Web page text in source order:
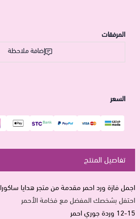
المرفقات
إضافة ملاحظة
السعر
تفاصيل المنتج
اجمل فازة ورد احمر مقدمة من متجر هدايا ساكورا
احتفل بشخصك المفضل مع فخامة الأحمر
12-15 وردة جوري احمر